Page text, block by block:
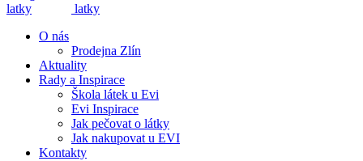
O nás
Prodejna Zlín
Aktuality
Rady a Inspirace
Škola látek u Evi
Evi Inspirace
Jak pečovat o látky
Jak nakupovat u EVI
Kontakty